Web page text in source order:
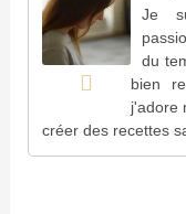
Je
du
bien
j'adore
créer des recettes